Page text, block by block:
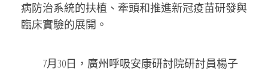
病防治系統的扶植、牽頭和推進新冠疫苗研發與
臨床實驗的展開。
7月30日，廣州呼吸安康研討院研討員楊子